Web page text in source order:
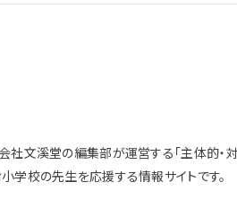
社文溪堂の編集部が運営する「主体的・
学校の先生を応援する情報サイトです。